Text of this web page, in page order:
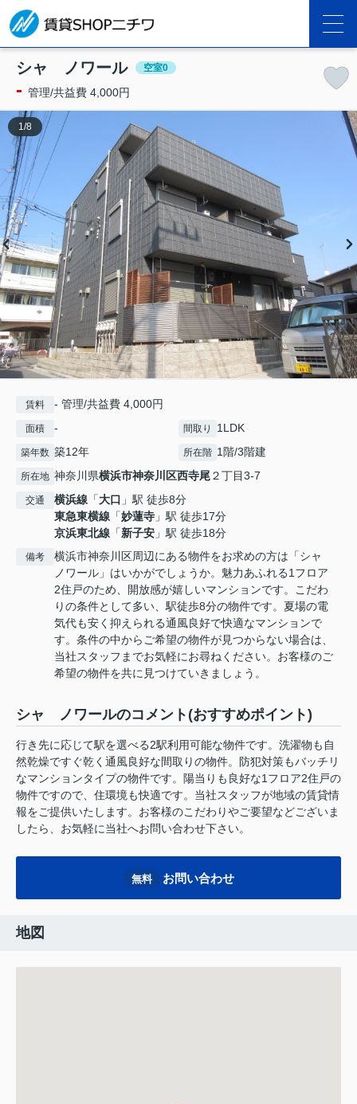
シャ ノワール 空室0
- 管理/共益費 4,000円
1 /8
賃料 - 管理/共益費 4,000円
面積 - 間取り 1LDK
築年数 築12年 所在階 1階/3階建
所在地 神奈川県横浜市神奈川区西寺尾２丁目3-7
交通 横浜線 「大口 」駅 徒歩8分
東急東横線 「妙蓮寺 」駅 徒歩17分
京浜東北線 「新子安 」駅 徒歩18分
備考
横浜市神奈川区周辺にある物件をお求めの方は「シャ
ノワール」はいかがでしょうか。魅力あふれる1フロア
2住戸のため、開放感が嬉しいマンションです。こだわ
りの条件として多い、駅徒歩8分の物件です。夏場の電
気代も安く抑えられる通風良好で快適なマンションで
す。条件の中からご希望の物件が見つからない場合は、
当社スタッフまでお気軽にお尋ねください。お客様のご
希望の物件を共に見つけていきましょう。
シャ ノワールのコメント(おすすめポイント)
行き先に応じて駅を選べる2駅利用可能な物件です。洗濯物も自
然乾燥ですぐ乾く通風良好な間取りの物件。防犯対策もバッチリ
なマンションタイプの物件です。陽当りも良好な1フロア2住戸の
物件ですので、住環境も快適です。当社スタッフが地域の賃貸情
報をご提供いたします。お客様のこだわりやご要望などございま
したら、お気軽に当社へお問い合わせ下さい。
無料 お問い合わせ
地図